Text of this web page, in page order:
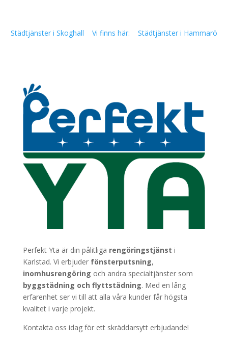
Städtjänster i Skoghall Vi finns här: Städtjänster i Hammarö
Perfekt Yta är din pålitliga rengöringstjänst i
Karlstad. Vi erbjuder fönsterputsning,
inomhusrengöring och andra specialtjänster som
byggstädning och flyttstädning. Med en lång
erfarenhet ser vi till att alla våra kunder får högsta
kvalitet i varje projekt.
Kontakta oss idag för ett skräddarsytt erbjudande!